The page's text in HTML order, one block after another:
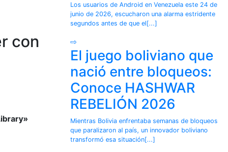
con
Los usuarios de Android en Venezuela este 24 de
junio de 2026, escucharon una alarma estridente
segundos antes de que el[...]
⇨
El juego boliviano que
nació entre bloqueos:
Conoce HASHWAR
REBELIÓN 2026
Mientras Bolivia enfrentaba semanas de bloqueos
que paralizaron al país, un innovador boliviano
transformó esa situación[...]